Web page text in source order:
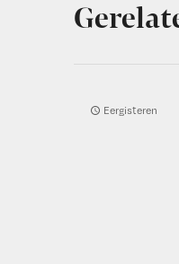
Eergisteren